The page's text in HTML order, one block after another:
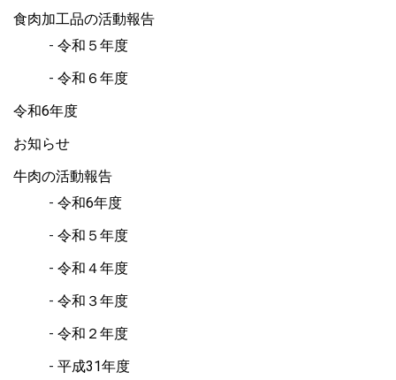
食肉加工品の活動報告
令和５年度
令和６年度
令和6年度
お知らせ
牛肉の活動報告
令和6年度
令和５年度
令和４年度
令和３年度
令和２年度
平成31年度